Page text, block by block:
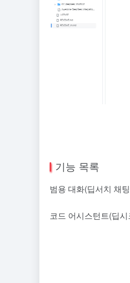
기능 목록
범용 대화(딥서치 채
코드 어시스턴트(딥